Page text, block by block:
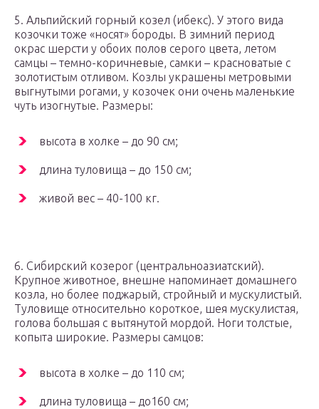
5. Альпийский горный козел (ибекс). У этого вида
козочки тоже «носят» бороды. В зимний период
окрас шерсти у обоих полов серого цвета, летом
самцы – темно-коричневые, самки – красноватые с
золотистым отливом. Козлы украшены метровыми
выгнутыми рогами, у козочек они очень маленькие
чуть изогнутые. Размеры:
высота в холке – до 90 см;
длина туловища – до 150 см;
живой вес – 40-100 кг.
6. Сибирский козерог (центральноазиатский).
Крупное животное, внешне напоминает домашнего
козла, но более поджарый, стройный и мускулистый.
Туловище относительно короткое, шея мускулистая,
голова большая с вытянутой мордой. Ноги толстые,
копыта широкие. Размеры самцов:
высота в холке – до 110 см;
длина туловища – до160 см;